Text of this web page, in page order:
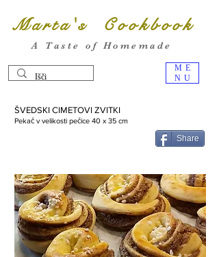
ME
NU
Marta's Cookbook
A Taste of Homemade
ŠVEDSKI CIMETOVI ZVITKI
Pekač v velikosti pečice 40 x 35 cm
Share